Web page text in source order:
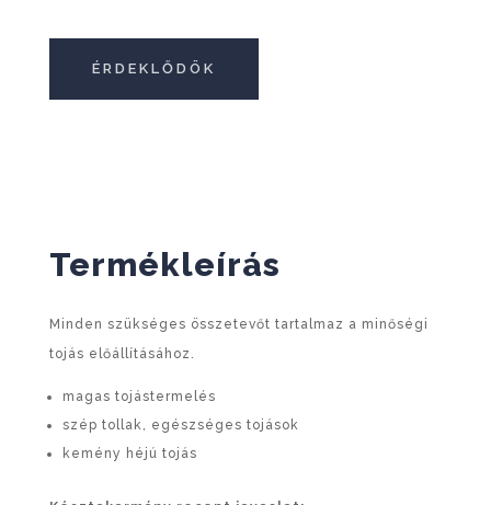
ÉRDEKLŐDÖK
Termékleírás
Minden szükséges összetevőt tartalmaz a minőségi
tojás előállításához.
magas tojástermelés
szép tollak, egészséges tojások
kemény héjú tojás